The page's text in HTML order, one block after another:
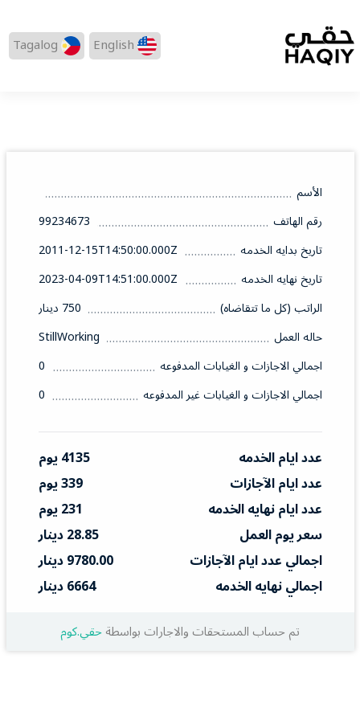
English
Tagalog
الأسم
رقم الهاتف
99234673
تاريخ بدايه الخدمه
2011-12-15T14:50:00.000Z
تاريخ نهايه الخدمه
2023-04-09T14:51:00.000Z
الراتب (كل ما تتقاضاه)
750 دينار
حاله العمل
StillWorking
اجمالي الاجازات و الغيابات المدفوعه
0
اجمالي الاجازات و الغيابات غير المدفوعه
0
عدد ايام الخدمه
4135 يوم
عدد ايام الآجازات
339 يوم
عدد ايام نهايه الخدمه
231 يوم
سعر يوم العمل
28.85 دينار
اجمالي عدد ايام الآجازات
9780.00 دينار
اجمالي نهايه الخدمه
6664 دينار
تم حساب المستحقات والاجارات بواسطةحقي.كوم